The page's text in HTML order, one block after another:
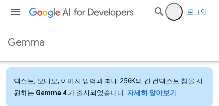
로그인
Gemma
텍스트, 오디오, 이미지 입력과 최대 256K의 긴 컨텍스트 창을 지
원하는 Gemma 4 가 출시되었습니다. 자세히 알아보기